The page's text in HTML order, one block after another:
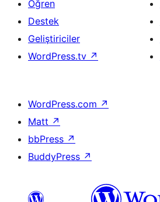
Öğren
Destek
Geliştiriciler
WordPress.tv ↗
WordPress.com ↗
Matt ↗
bbPress ↗
BuddyPress ↗